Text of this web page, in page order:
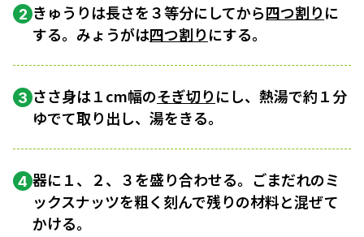
2 きゅうりは長さを３等分にしてから四つ割りに
する。みょうがは四つ割りにする。
3 ささ身は１cm幅のそぎ切りにし、熱湯で約１分
ゆでて取り出し、湯をきる。
4 器に１、２、３を盛り合わせる。ごまだれのミ
ックスナッツを粗く刻んで残りの材料と混ぜて
かける。